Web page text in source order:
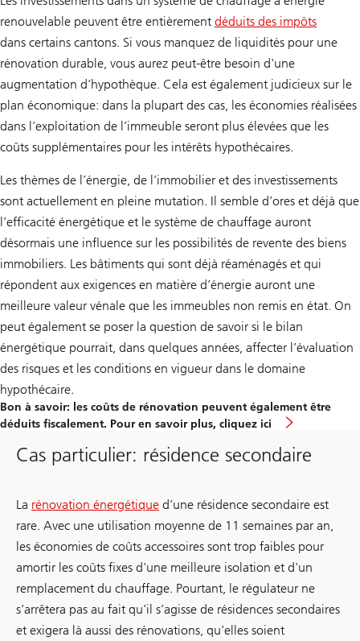
renouvelable peuvent être entièrement déduits des impôts
dans certains cantons. Si vous manquez de liquidités pour une
rénovation durable, vous aurez peut-être besoin d'une
augmentation d’hypothèque. Cela est également judicieux sur le
plan économique: dans la plupart des cas, les économies réalisées
dans l’exploitation de l’immeuble seront plus élevées que les
coûts supplémentaires pour les intérêts hypothécaires.
Les thèmes de l’énergie, de l’immobilier et des investissements
sont actuellement en pleine mutation. Il semble d’ores et déjà que
l’efficacité énergétique et le système de chauffage auront
désormais une influence sur les possibilités de revente des biens
immobiliers. Les bâtiments qui sont déjà réaménagés et qui
répondent aux exigences en matière d’énergie auront une
meilleure valeur vénale que les immeubles non remis en état. On
peut également se poser la question de savoir si le bilan
énergétique pourrait, dans quelques années, affecter l’évaluation
des risques et les conditions en vigueur dans le domaine
hypothécaire.
Bon à savoir: les coûts de rénovation peuvent également être
déduits fiscalement. Pour en savoir plus, cliquez ici
Cas particulier: résidence secondaire
La rénovation énergétique d’une résidence secondaire est
rare. Avec une utilisation moyenne de 11 semaines par an,
les économies de coûts accessoires sont trop faibles pour
amortir les coûts fixes d'une meilleure isolation et d'un
remplacement du chauffage. Pourtant, le régulateur ne
s’arrêtera pas au fait qu’il s’agisse de résidences secondaires
et exigera là aussi des rénovations, qu’elles soient